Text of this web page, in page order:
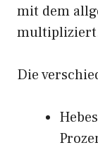
mit dem
Die